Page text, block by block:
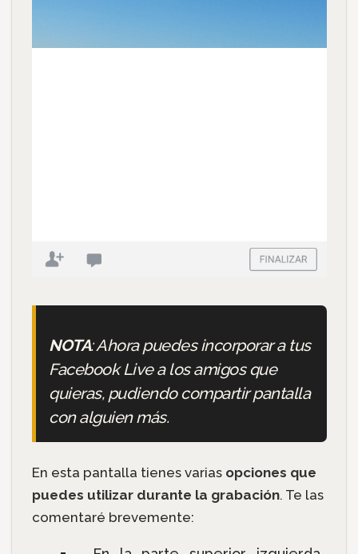
NOTA: Ahora puedes incorporar a tus
Facebook Live a los amigos que
quieras, pudiendo compartir pantalla
con alguien más.
En esta pantalla tienes varias opciones que
puedes utilizar durante la grabación. Te las
comentaré brevemente: